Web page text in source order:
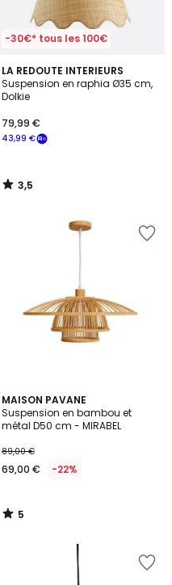
-30€* tous les 100€
LA REDOUTE INTERIEURS
Suspension en raphia Ø35 cm,
Dolkie
43,99 €
79,99 €
3,5
/ 5
3,5
/
MAISON PAVANE
Suspension en bambou et
métal D50 cm - MIRABEL
89,00 €
69,00 € -22%
5
/
5
5
/